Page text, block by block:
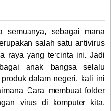
semuanya, sebagai mana
salah satu antivirus
raya yang tercinta ini. Jadi
anak bangsa selalu
dalam negeri. kali ini
Cara membuat folder
virus di komputer kita.